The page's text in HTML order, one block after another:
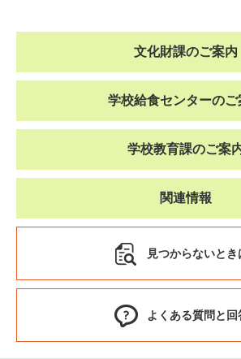
文化財課のご案内
学校給食センターのご
学校教育課のご案
関連情報
見つからないとき
よくある質問と回